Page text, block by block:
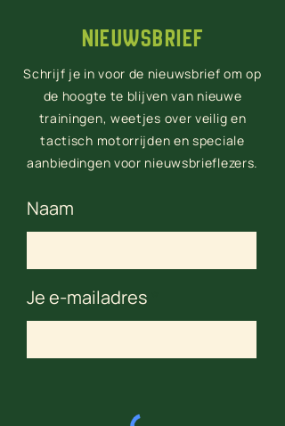
Nieuwsbrief
Schrijf je in voor de nieuwsbrief om op
de hoogte te blijven van nieuwe
trainingen, weetjes over veilig en
tactisch motorrijden en speciale
aanbiedingen voor nieuwsbrieflezers.
Naam
Je e-mailadres